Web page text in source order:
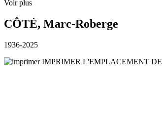
Voir plus
CÔTÉ, Marc-Roberge
1936-2025
IMPRIMER L'EMPLACEMENT